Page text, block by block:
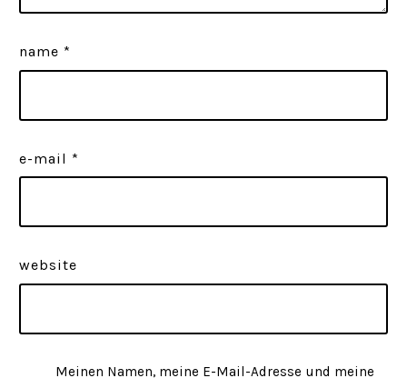
name *
e-mail *
website
Meinen Namen, meine E-Mail-Adresse und meine